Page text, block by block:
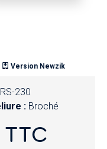
Version Newzik
230
: Broché